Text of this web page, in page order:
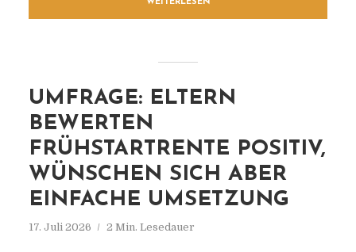
WEITERLESEN
UMFRAGE: ELTERN
BEWERTEN
FRÜHSTARTRENTE POSITIV,
WÜNSCHEN SICH ABER
EINFACHE UMSETZUNG
17. Juli 2026 2 Min. Lesedauer